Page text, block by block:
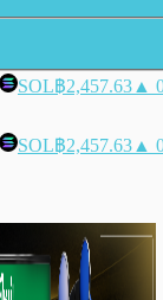
SOL฿2,457.63 ▲
SOL฿2,457.63 ▲